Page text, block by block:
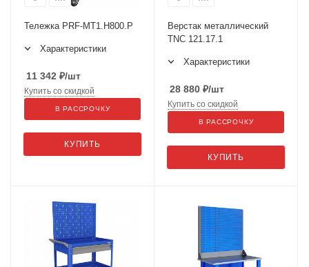
Тележка PRF-МT1.H800.Р
Характеристики
11 342 ₽/шт
КУПИТЬ
Купить со скидкой
В РАССРОЧКУ
Верстак металлический
TNC 121.17.1
Характеристики
28 880 ₽/шт
КУПИТЬ
Купить со скидкой
В РАССРОЧКУ